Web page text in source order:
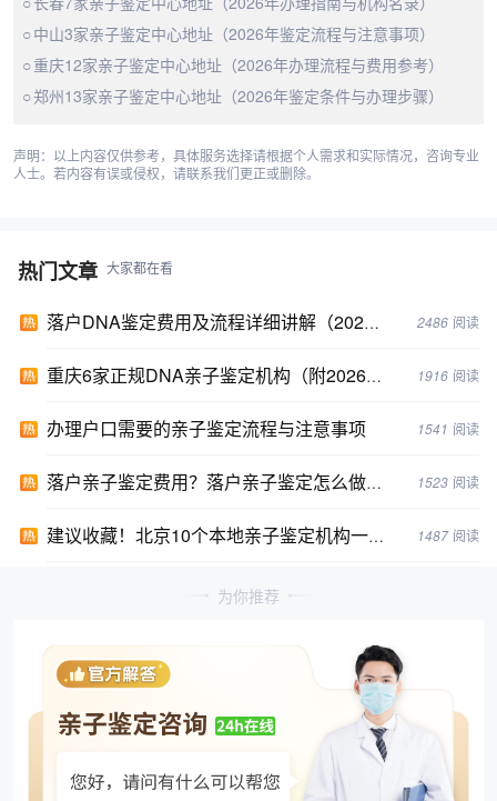
中山3家亲子鉴定中心地址（2026年鉴定流程与注意事项）
重庆12家亲子鉴定中心地址（2026年办理流程与费用参考）
郑州13家亲子鉴定中心地址（2026年鉴定条件与办理步骤）
声明：以上内容仅供参考，具体服务选择请根据个人需求和实际情况，咨询专业
人士。若内容有误或侵权，请联系我们更正或删除。
热门文章 大家都在看
2486 阅读
落户DNA鉴定费用及流程详细讲解（2024年落户亲子鉴定攻略）
1916 阅读
重庆6家正规DNA亲子鉴定机构（附2026年鉴定地址）
1541 阅读
办理户口需要的亲子鉴定流程与注意事项
1523 阅读
落户亲子鉴定费用？落户亲子鉴定怎么做?最新2024年亲子鉴定攻略
1487 阅读
建议收藏！北京10个本地亲子鉴定机构一览表/新汇总2024年鉴定机构
为你推荐